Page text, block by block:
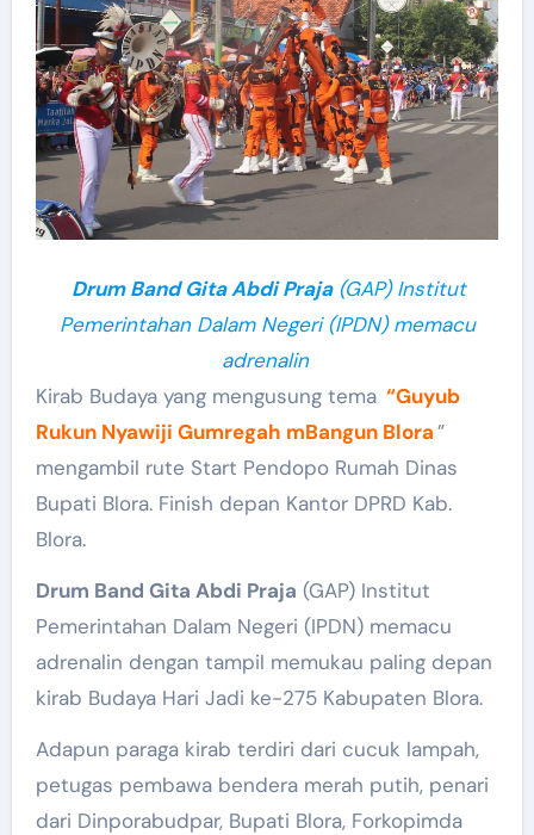
Drum Band Gita Abdi Praja(GAP) Institut
Pemerintahan Dalam Negeri (IPDN) memacu
adrenalin
Kirab Budaya yang mengusung tema “Guyub
Rukun Nyawiji Gumregah mBangun Blora”
mengambil rute Start Pendopo Rumah Dinas
Bupati Blora. Finish depan Kantor DPRD Kab.
Blora.
Drum Band Gita Abdi Praja (GAP) Institut
Pemerintahan Dalam Negeri (IPDN) memacu
adrenalin dengan tampil memukau paling depan
kirab Budaya Hari Jadi ke-275 Kabupaten Blora.
Adapun paraga kirab terdiri dari cucuk lampah,
petugas pembawa bendera merah putih, penari
dari Dinporabudpar, Bupati Blora, Forkopimda